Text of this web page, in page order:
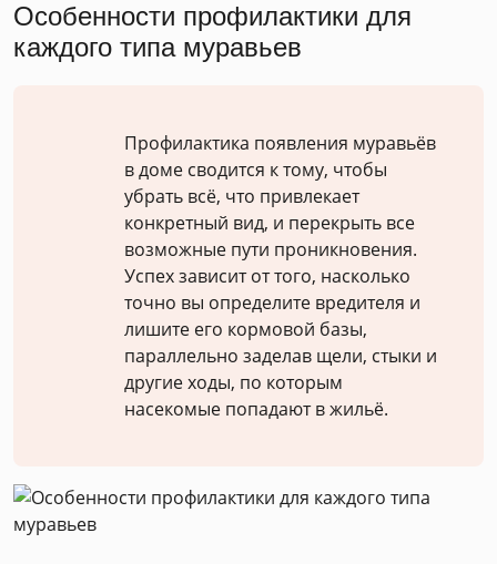
Особенности профилактики для
каждого типа муравьев
Профилактика появления муравьёв
в доме сводится к тому, чтобы
убрать всё, что привлекает
конкретный вид, и перекрыть все
возможные пути проникновения.
Успех зависит от того, насколько
точно вы определите вредителя и
лишите его кормовой базы,
параллельно заделав щели, стыки и
другие ходы, по которым
насекомые попадают в жильё.